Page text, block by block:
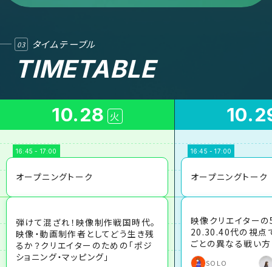
03 タイムテーブル
TIMETABLE
10.28 火
16:45 - 17:00
オープニングトーク
弾けて混ざれ！映像制作戦国時代。
映像・動画制作者としてどう生き残
るか？クリエイターのための「ポジ
ショニング・マッピング」
16:45 - 17:00
オープニングトーク
映像クリエイター
20.30.40代の視点
ごとの異なる戦い方
SOLO